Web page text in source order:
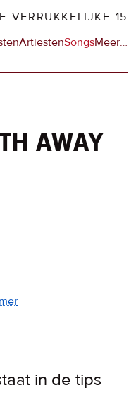
VERRUKKELIJKE 15
ArtiestenSongsMeerop
…
away
in de tips